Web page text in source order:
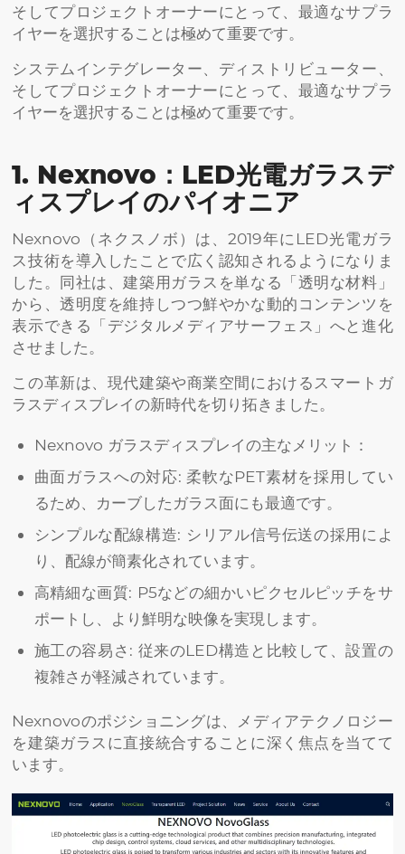
そしてプロジェクトオーナーにとって、最適なサプラ
イヤーを選択することは極めて重要です。
システムインテグレーター、ディストリビューター、
そしてプロジェクトオーナーにとって、最適なサプラ
イヤーを選択することは極めて重要です。
1. Nexnovo：LED光電ガラスデ
ィスプレイのパイオニア
Nexnovo（ネクスノボ）は、2019年にLED光電ガラ
ス技術を導入したことで広く認知されるようになりま
した。同社は、建築用ガラスを単なる「透明な材料」
から、透明度を維持しつつ鮮やかな動的コンテンツを
表示できる「デジタルメディアサーフェス」へと進化
させました。
この革新は、現代建築や商業空間におけるスマートガ
ラスディスプレイの新時代を切り拓きました。
Nexnovo ガラスディスプレイの主なメリット：
曲面ガラスへの対応: 柔軟なPET素材を採用してい
るため、カーブしたガラス面にも最適です。
シンプルな配線構造: シリアル信号伝送の採用によ
り、配線が簡素化されています。
高精細な画質: P5などの細かいピクセルピッチをサ
ポートし、より鮮明な映像を実現します。
施工の容易さ: 従来のLED構造と比較して、設置の
複雑さが軽減されています。
Nexnovoのポジショニングは、メディアテクノロジー
を建築ガラスに直接統合することに深く焦点を当てて
います。